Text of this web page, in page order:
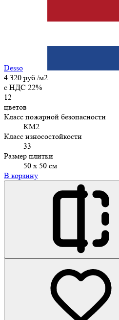
Desso
4 320 руб./м2
c НДС 22%
12
цветов
Класс пожарной безопасности
КМ2
Класс износостойкости
33
Размер плитки
50 х 50 см
В корзину